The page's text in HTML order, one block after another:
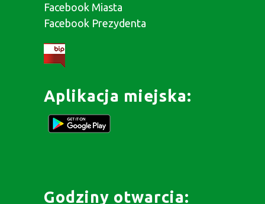
Facebook Miasta
Facebook Prezydenta
Aplikacja miejska:
Godziny otwarcia: